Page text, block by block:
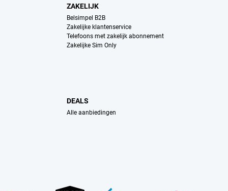
ZAKELIJK
Belsimpel B2B
Zakelijke klantenservice
Telefoons met zakelijk abonnement
Zakelijke Sim Only
DEALS
Alle aanbiedingen